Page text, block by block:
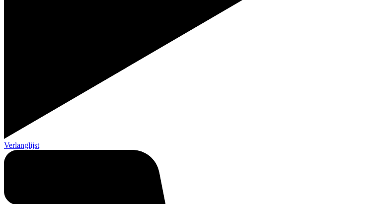
Verlanglijst